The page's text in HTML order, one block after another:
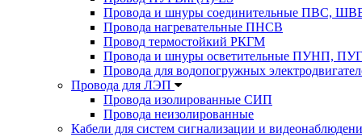
Провода и шнуры соединительные ПВС,
Провода нагревательные ПНСВ
Провод термостойкий РКГМ
Провода и шнуры осветительные ПУНП,
Провода для водопогружных
Провода для ЛЭП
Провода изолированные СИП
Провода неизолированные
Кабели для систем сигнализации и